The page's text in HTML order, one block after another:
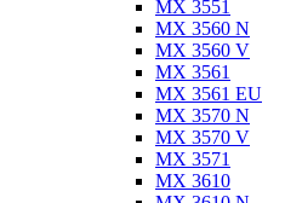
MX 3551
MX 3560 N
MX 3560 V
MX 3561
MX 3561 EU
MX 3570 N
MX 3570 V
MX 3571
MX 3610